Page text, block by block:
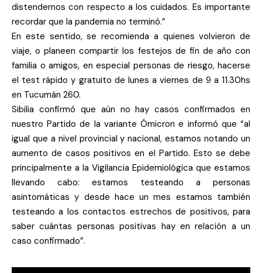
distendernos con respecto a los cuidados. Es importante
recordar que la pandemia no terminó.”
En este sentido, se recomienda a quienes volvieron de
viaje, o planeen compartir los festejos de fin de año con
familia o amigos, en especial personas de riesgo, hacerse
el test rápido y gratuito de lunes a viernes de 9 a 11.30hs
en Tucumán 260.
Sibilia confirmó que aún no hay casos confirmados en
nuestro Partido de la variante Ómicron e informó que “al
igual que a nivel provincial y nacional, estamos notando un
aumento de casos positivos en el Partido. Esto se debe
principalmente a la Vigilancia Epidemiológica que estamos
llevando cabo: estamos testeando a personas
asintomáticas y desde hace un mes estamos también
testeando a los contactos estrechos de positivos, para
saber cuántas personas positivas hay en relación a un
caso confirmado”.